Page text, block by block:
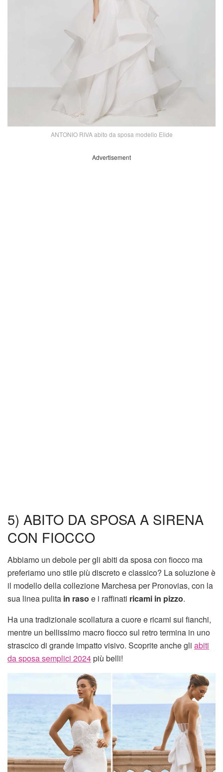
ANTONIO RIVA abito da sposa modello Elide
Advertisement
5) ABITO DA SPOSA A SIRENA
CON FIOCCO
Abbiamo un debole per gli abiti da sposa con fiocco ma
preferiamo uno stile più discreto e classico? La soluzione è
il modello della collezione Marchesa per Pronovias, con la
sua linea pulita in raso e i raffinati ricami in pizzo.
Ha una tradizionale scollatura a cuore e ricami sui fianchi,
mentre un bellissimo macro fiocco sul retro termina in uno
strascico di grande impatto visivo. Scoprite anche gli abiti
da sposa semplici 2024più belli!